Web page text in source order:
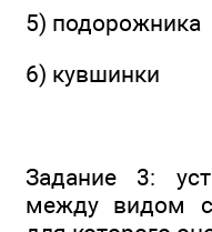
5) подорожника
6) кувшинки
Задание 3:
между видом